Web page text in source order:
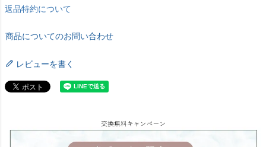
返品特約について
商品についてのお問い合わせ
レビューを書く